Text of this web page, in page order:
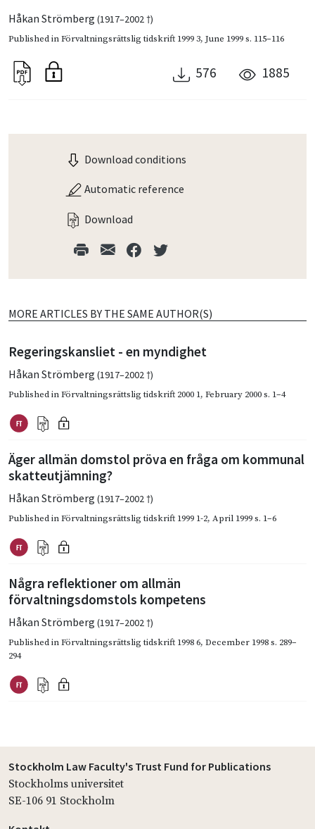
Håkan Strömberg (1917–2002 †)
Published inFörvaltningsrättslig tidskrift 1999 3, June 1999s. 115–116
576 1885
Download conditions
Automatic reference
Download
MORE ARTICLES BY THE SAME AUTHOR(S)
Regeringskansliet - en myndighet
Håkan Strömberg (1917–2002 †)
Published inFörvaltningsrättslig tidskrift 2000 1, February 2000s. 1–4
Äger allmän domstol pröva en fråga om kommunal
skatteutjämning?
Håkan Strömberg (1917–2002 †)
Published inFörvaltningsrättslig tidskrift 1999 1-2, April 1999s. 1–6
Några reflektioner om allmän
förvaltningsdomstols kompetens
Håkan Strömberg (1917–2002 †)
Published inFörvaltningsrättslig tidskrift 1998 6, December 1998s. 289–
294
Stockholm Law Faculty's Trust Fund for Publications
Stockholms universitet
SE-106 91 Stockholm